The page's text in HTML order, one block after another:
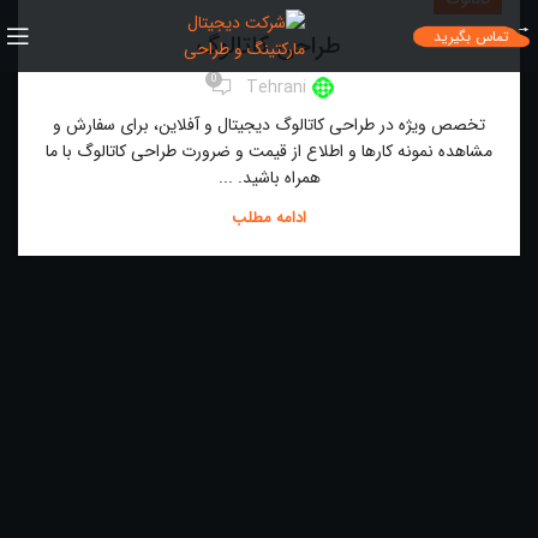
تماس بگیرید طراحی کاتالوگ
Tehrani
0
تخصص ویژه در طراحی کاتالوگ دیجیتال و آفلاین، برای سفارش و
مشاهده نمونه کارها و اطلاع از قیمت و ضرورت طراحی کاتالوگ با ما
همراه باشید. ...
ادامه مطلب